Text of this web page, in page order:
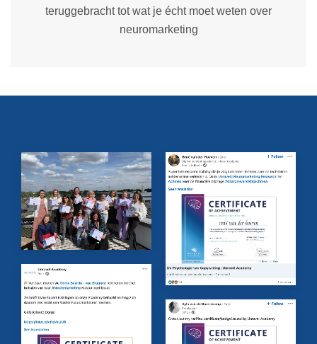
teruggebracht tot wat je écht moet weten over
neuromarketing